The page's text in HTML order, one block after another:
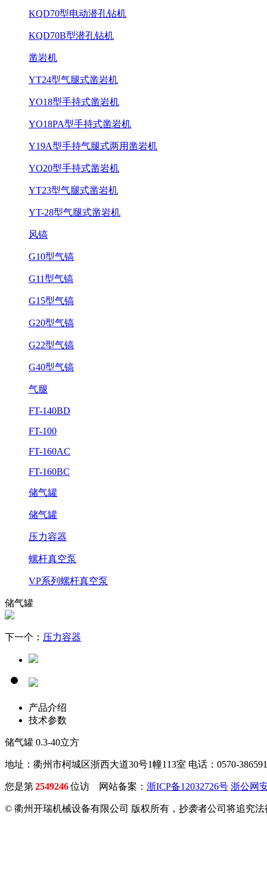
KQD70型电动潜孔钻机
KQD70B型潜孔钻机
凿岩机
YT24型气腿式凿岩机
YO18型手持式凿岩机
YO18PA型手持式凿岩机
Y19A型手持气腿式两用凿岩机
YO20型手持式凿岩机
YT23型气腿式凿岩机
YT-28型气腿式凿岩机
风镐
G10型气镐
G11型气镐
G15型气镐
G20型气镐
G22型气镐
G40型气镐
气腿
FT-140BD
FT-100
FT-160AC
FT-160BC
储气罐
储气罐
压力容器
螺杆真空泵
VP系列螺杆真空泵
储气罐
下一个： 压力容器
产品介绍
技术参数
储气罐 0.3-40立方
地址：衢州市柯城区浙西大道30号1幢113室 电话：0570-
您是第2549246位访 网站备案： 浙ICP备12032726号 浙公网
© 衢州开瑞机械设备有限公司 版权所有，抄袭者公司将追究法